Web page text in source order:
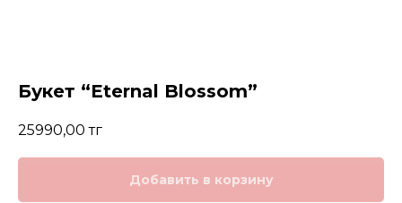
Букет “Eternal Blossom”
25990,00 тг
Добавить в корзину